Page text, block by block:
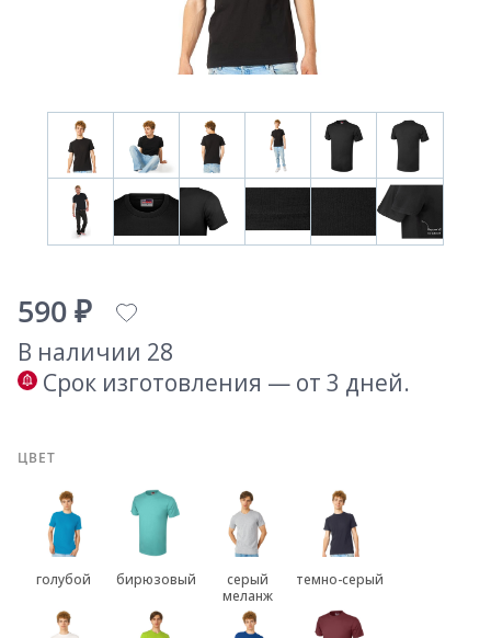
590 ₽
В наличии 28
Срок изготовления — от 3 дней.
ЦВЕТ
голубой бирюзовый
серый
меланж
темно-серый